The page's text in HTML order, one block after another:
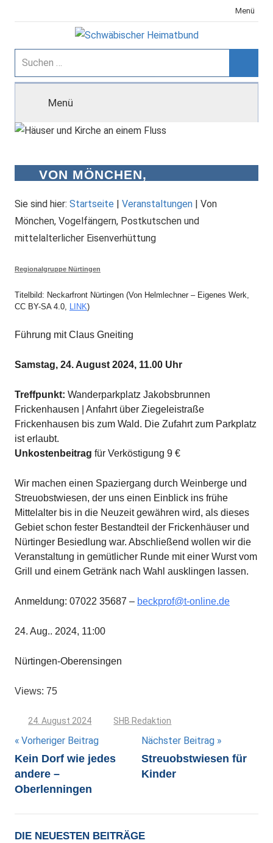
Inhalt
Menü
Schwäbischer
Heimatbund
Suchen
nach:
Menü
VON MÖNCHEN,
POSTKUTSCHEN UND
MITTELALTERLICHER
EISENVERHÜTTUNG
Sie sind hier: Startseite | Veranstaltungen | Von
Mönchen, Vogelfängern, Postkutschen und
mittelalterlicher Eisenverhüttung
Regionalgruppe Nürtingen
Titelbild: Neckarfront Nürtingen (Von Helmlechner – Eigenes Werk,
CC BY-SA 4.0, LINK)
Führung mit Claus Gneiting
Samstag, 24. August 2024, 11.00 Uhr
Treffpunkt: Wanderparkplatz Jakobsbrunnen
Frickenhausen | Anfahrt über Ziegeleistraße
Frickenhausen bis zum Wald. Die Zufahrt zum Parkplatz
ist erlaubt.
Unkostenbeitrag für Verköstigung 9 €
Wir machen einen Spaziergang durch Weinberge und
Streuobstwiesen, der uns einen Einblick ins frühe
Mittelalter bis in die Neuzeit gewähren wird, als dieses
Gebiet schon fester Bestandteil der Frickenhäuser und
Nürtinger Besiedlung war. Abschließend wollen wir die
Veranstaltung in gemütlicher Runde mit einer Wurst vom
Grill und einem Getränk nach Wahl ausklingen lassen.
Anmeldung: 07022 35687 – beckprof@t-online.de
24. Aug.. 2024, 11:00
Nürtingen-Oberensingen
Views: 75
24. August 2024 SHB Redaktion
Beitragsnavigation
Vorheriger Beitrag
Kein Dorf wie jedes
andere –
Oberlenningen
Nächster Beitrag
Streuobstwiesen für
Kinder
DIE NEUESTEN BEITRÄGE